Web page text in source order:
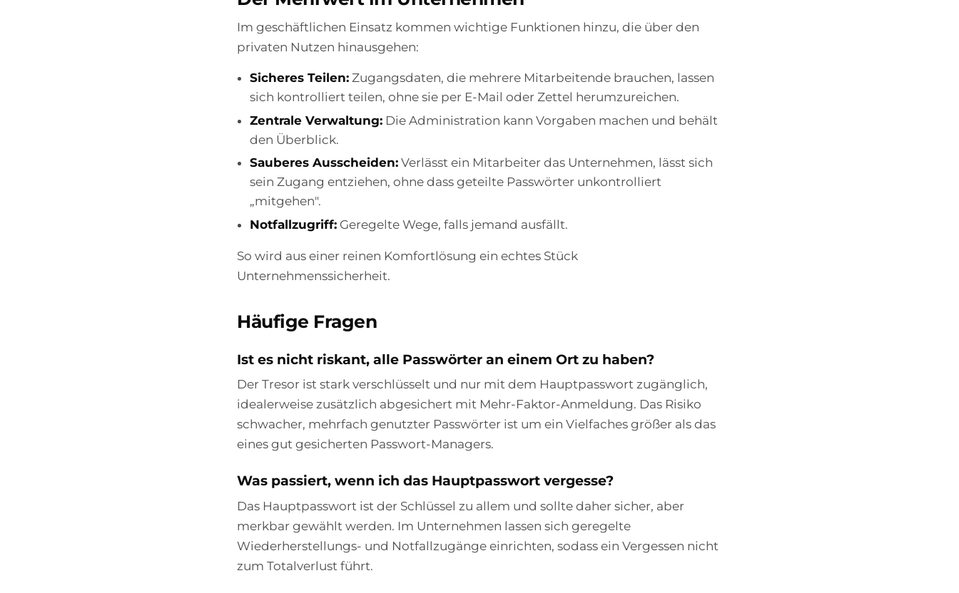
Im geschäftlichen Einsatz kommen wichtige Funktionen hinzu, die über den
privaten Nutzen hinausgehen:
Sicheres Teilen: Zugangsdaten, die mehrere Mitarbeitende brauchen, lassen
sich kontrolliert teilen, ohne sie per E-Mail oder Zettel herumzureichen.
Zentrale Verwaltung: Die Administration kann Vorgaben machen und behält
den Überblick.
Sauberes Ausscheiden: Verlässt ein Mitarbeiter das Unternehmen, lässt sich
sein Zugang entziehen, ohne dass geteilte Passwörter unkontrolliert
„mitgehen".
Notfallzugriff: Geregelte Wege, falls jemand ausfällt.
So wird aus einer reinen Komfortlösung ein echtes Stück
Unternehmenssicherheit.
Häufige Fragen
Ist es nicht riskant, alle Passwörter an einem Ort zu haben?
Der Tresor ist stark verschlüsselt und nur mit dem Hauptpasswort zugänglich,
idealerweise zusätzlich abgesichert mit Mehr-Faktor-Anmeldung. Das Risiko
schwacher, mehrfach genutzter Passwörter ist um ein Vielfaches größer als das
eines gut gesicherten Passwort-Managers.
Was passiert, wenn ich das Hauptpasswort vergesse?
Das Hauptpasswort ist der Schlüssel zu allem und sollte daher sicher, aber
merkbar gewählt werden. Im Unternehmen lassen sich geregelte
Wiederherstellungs- und Notfallzugänge einrichten, sodass ein Vergessen nicht
zum Totalverlust führt.